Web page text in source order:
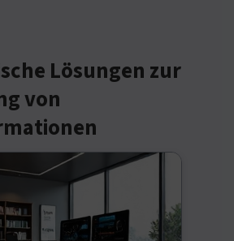
Lösungen zur
von